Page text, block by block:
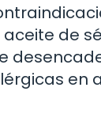
de
en